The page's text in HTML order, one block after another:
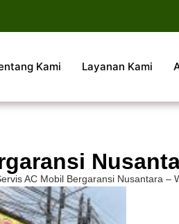
Kami Layanan Kami
AC Mobil Bergaransi Nusantara –